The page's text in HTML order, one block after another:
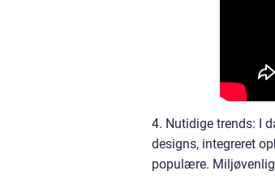
4. Nutidige trends: I
designs, integreret
populære.